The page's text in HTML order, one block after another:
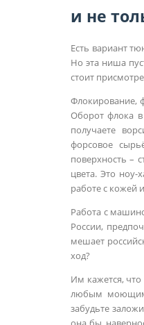
и не
Есть вариант
Но эта ниша
стоит
Флокирование,
Оборот флока
получаете
форсовое
поверхность –
цвета. Это
работе с кожей
Работа с
России,
мешает
ход?
Им кажется,
любым моющим
забудьте